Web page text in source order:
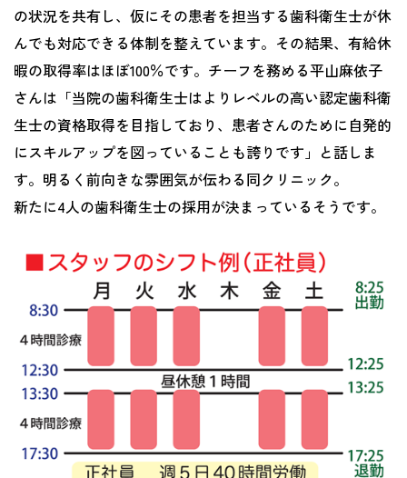
の状況を共有し、仮にその患者を担当する歯科衛生士が休
んでも対応できる体制を整えています。その結果、有給休
暇の取得率はほぼ100％です。チーフを務める平山麻依子
さんは「当院の歯科衛生士はよりレベルの高い認定歯科衛
生士の資格取得を目指しており、患者さんのために自発的
にスキルアップを図っていることも誇りです」と話しま
す。明るく前向きな雰囲気が伝わる同クリニック。
新たに4人の歯科衛生士の採用が決まっているそうです。